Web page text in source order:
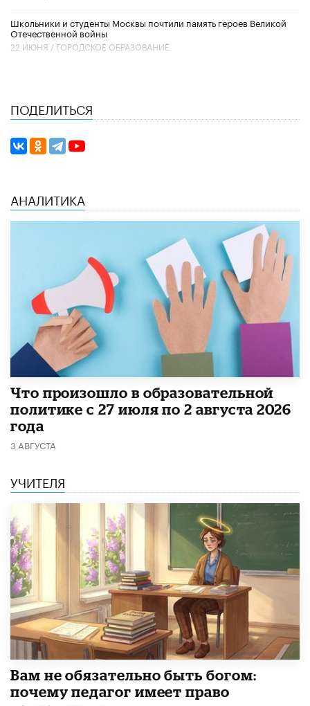
Школьники и студенты Москвы почтили память героев Великой
Отечественной войны
22 ИЮНЯ / ГОРОДСКОЕ ОБРАЗОВАНИЕ
ПОДЕЛИТЬСЯ
АНАЛИТИКА
​Что произошло в образовательной
политике с 27 июля по 2 августа 2026
года
3 АВГУСТА
УЧИТЕЛЯ
​Вам не обязательно быть богом:
почему педагог имеет право